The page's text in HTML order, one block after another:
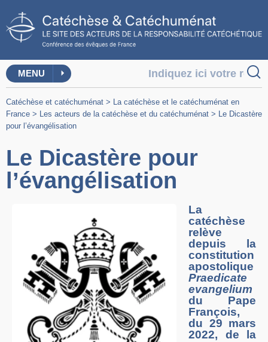
MENU
Catéchèse et catéchuménat > La catéchèse et le catéchuménat en
France > Les acteurs de la catéchèse et du catéchuménat > Le Dicastère
pour l’évangélisation
Le Dicastère pour
l’évangélisation
La
catéchèse
relève
depuis la
constitution
apostolique
Praedicate
evangelium
du Pape
François,
du 29 mars
2022, de la